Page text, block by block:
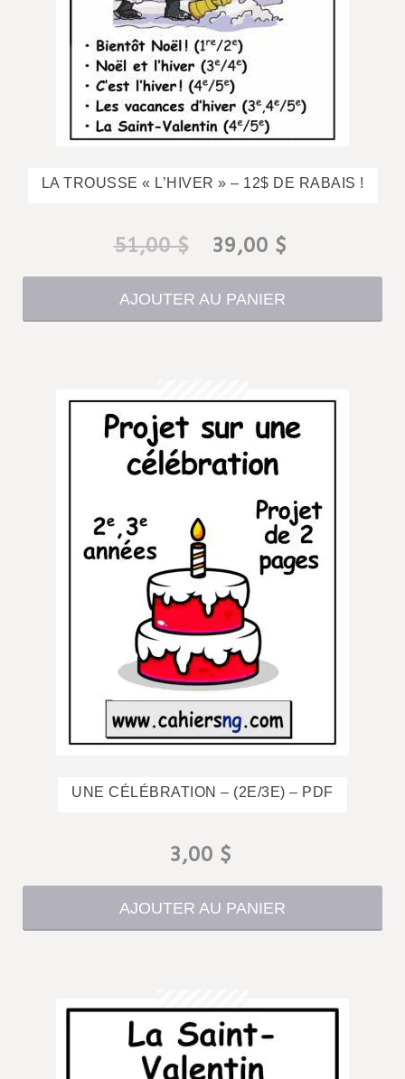
LA TROUSSE « L’HIVER » – 12$ DE RABAIS !
51,00$
Le
prix
initial
39,00 $
prix
AJOUTER AU PANIER
UNE CÉLÉBRATION – (2E/3E) – PDF
3,00 $
AJOUTER AU PANIER